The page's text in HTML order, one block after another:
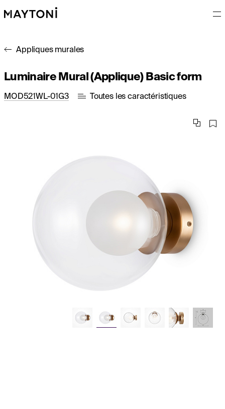
Appliques murales
Luminaire Mural (Applique) Basic form
MOD521WL-01G3 Toutes les caractéristiques